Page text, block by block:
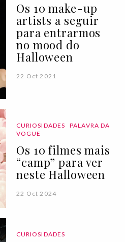
Os 10 make-up
artists a seguir
para entrarmos
no mood do
Halloween
22 Oct 2021
CURIOSIDADES
PALAVRA DA
VOGUE
Os 10 filmes mais
“camp” para ver
neste Halloween
22 Oct 2024
CURIOSIDADES